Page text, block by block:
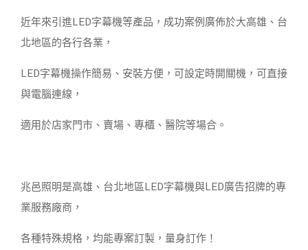
近年來引進LED字幕機等產品，成功案例廣佈於大高雄、台
北地區的各行各業，
LED字幕機操作簡易、安裝方便，可設定時開關機，可直接
與電腦連線，
適用於店家門市、賣場、專櫃、醫院等場合。
兆邑照明是高雄、台北地區LED字幕機與LED廣告招牌的專
業服務廠商，
各種特殊規格，均能專案訂製，量身訂作！